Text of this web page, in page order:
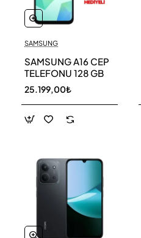
SAMSUNG
SAMSUNG A16 CEP
TELEFONU 128 GB
25.199,00₺